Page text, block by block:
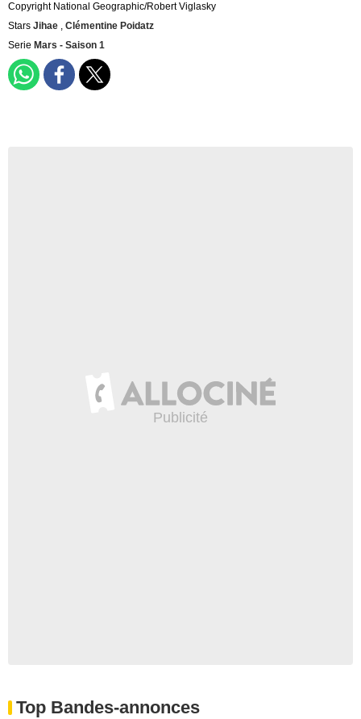
Copyright National Geographic/Robert Viglasky
Stars Jihae , Clémentine Poidatz
Serie Mars - Saison 1
Top Bandes-annonces